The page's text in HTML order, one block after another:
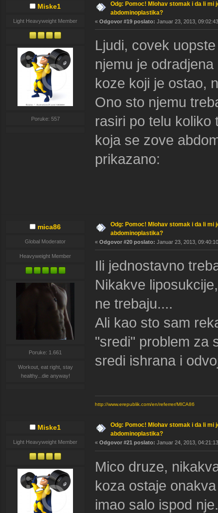
Miske1
Light Heavyweight Member
Poruke: 557
Odg: Pomoc! Mlohav stomak i da li mi
abdominoplastika?
« Odgovor #19 poslato: Januar 23, 2013,
Ljudi, covek
njemu je
koze koji je ostao,
Ono sto njemu
rasiri po telu koliko
koja se zove
prikazano:
mica86
Global Moderator
Heavyweight Member
Poruke: 1.661
Workout, eat right, stay
healthy...die anyway!
Odg: Pomoc! Mlohav stomak i da li mi
abdominoplastika?
« Odgovor #20 poslato: Januar 23, 2013,
Ili jednostavno
Nikakve
ne trebaju....
Ali kao sto sam
"sredi" problem za
sredi ishrana i
http://www.erepublik.com/en/referrer/MICA86
Miske1
Light Heavyweight Member
Odg: Pomoc! Mlohav stomak i da li mi
abdominoplastika?
« Odgovor #21 poslato: Januar 24, 2013,
Mico druze,
koza ostaje
imao salo ispod